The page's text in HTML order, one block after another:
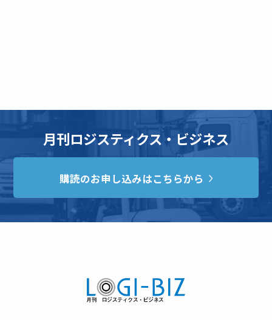
月刊ロジスティクス・ビジネス
購読のお申し込みはこちらから